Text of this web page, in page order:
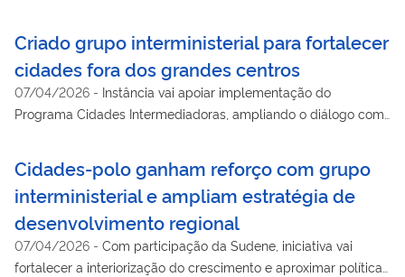
Criado grupo interministerial para fortalecer
cidades fora dos grandes centros
07/04/2026 - Instância vai apoiar implementação do
Programa Cidades Intermediadoras, ampliando o diálogo com
Cidades-polo ganham reforço com grupo
interministerial e ampliam estratégia de
desenvolvimento regional
07/04/2026 - Com participação da Sudene, iniciativa vai
fortalecer a interiorização do crescimento e aproximar políticas